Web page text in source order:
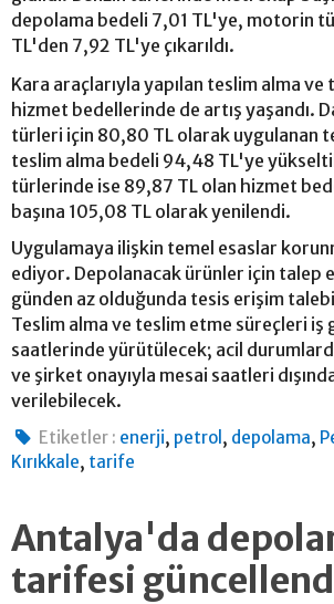
depolama bedeli 7,01 TL'ye, motorin
TL'den 7,92 TL'ye çıkarıldı.
Kara araçlarıyla yapılan teslim alma ve
hizmet bedellerinde de artış yaşandı.
türleri için 80,80 TL olarak uygulanan
teslim alma bedeli 94,48 TL'ye
türlerinde ise 89,87 TL olan hizmet
başına 105,08 TL olarak yenilendi.
Uygulamaya ilişkin temel esaslar
ediyor. Depolanacak ürünler için talep
günden az olduğunda tesis erişim
Teslim alma ve teslim etme süreçleri iş
saatlerinde yürütülecek; acil
ve şirket onayıyla mesai saatleri
verilebilecek.
Etiketler : enerji, petrol , depolama,
Kırıkkale, tarife
Antalya'da
tarifesi